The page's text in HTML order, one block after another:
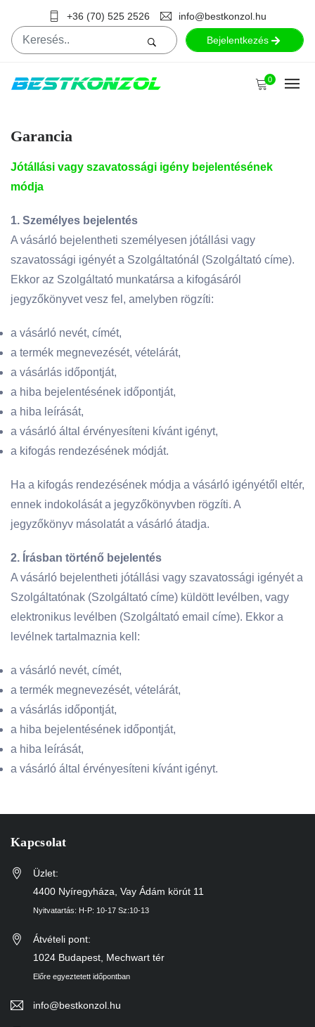
+36 (70) 525 2526 info@bestkonzol.hu
Bejelentkezés
0
Garancia
Jótállási vagy szavatossági igény bejelentésének
módja
1. Személyes bejelentés
A vásárló bejelentheti személyesen jótállási vagy
szavatossági igényét a Szolgáltatónál (Szolgáltató címe).
Ekkor az Szolgáltató munkatársa a kifogásáról
jegyzőkönyvet vesz fel, amelyben rögzíti:
a vásárló nevét, címét,
a termék megnevezését, vételárát,
a vásárlás időpontját,
a hiba bejelentésének időpontját,
a hiba leírását,
a vásárló által érvényesíteni kívánt igényt,
a kifogás rendezésének módját.
Ha a kifogás rendezésének módja a vásárló igényétől eltér,
ennek indokolását a jegyzőkönyvben rögzíti. A
jegyzőkönyv másolatát a vásárló átadja.
2. Írásban történő bejelentés
A vásárló bejelentheti jótállási vagy szavatossági igényét a
Szolgáltatónak (Szolgáltató címe) küldött levélben, vagy
elektronikus levélben (Szolgáltató email címe). Ekkor a
levélnek tartalmaznia kell:
a vásárló nevét, címét,
a termék megnevezését, vételárát,
a vásárlás időpontját,
a hiba bejelentésének időpontját,
a hiba leírását,
a vásárló által érvényesíteni kívánt igényt.
Kapcsolat
Üzlet:
4400 Nyíregyháza, Vay Ádám körút 11
Nyitvatartás: H-P: 10-17 Sz:10-13
Átvételi pont:
1024 Budapest, Mechwart tér
Előre egyeztetett időpontban
info@bestkonzol.hu